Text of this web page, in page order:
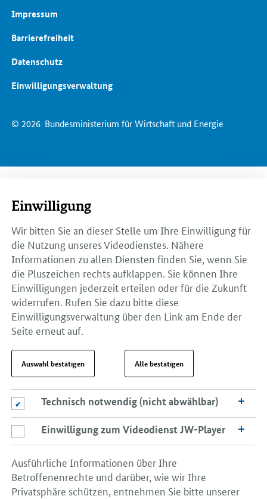
© 2026 Bundesministerium für Wirtschaft und Energie
Impressum
Barrierefreiheit
Datenschutz
Einwilligungsverwaltung
Einwilligung
Wir bitten Sie an dieser Stelle um Ihre Einwilligung für
die Nutzung unseres Videodienstes. Nähere
Informationen zu allen Diensten finden Sie, wenn Sie
die Pluszeichen rechts aufklappen. Sie können Ihre
Einwilligungen jederzeit erteilen oder für die Zukunft
widerrufen. Rufen Sie dazu bitte diese
Einwilligungsverwaltung über den Link am Ende der
Seite erneut auf.
Auswahl bestätigen Alle bestätigen
Technisch notwendig (nicht abwählbar)
Technisch notwendig (nicht abwählbar)
Einwilligung zum Videodienst JW-Player
Einwilligung zum Videodienst JW-Player
Ausführliche Informationen über Ihre
Betroffenenrechte und darüber, wie wir Ihre
Privatsphäre schützen, entnehmen Sie bitte unserer